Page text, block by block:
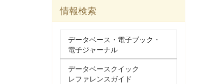
情報検索
データベース・電子ブック・
電子ジャーナル
データベースクイック
レファレンスガイド